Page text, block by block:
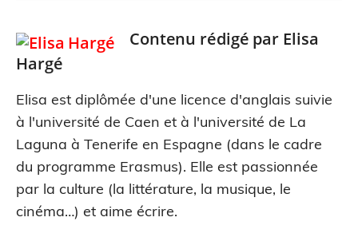
Contenu rédigé par Elisa
Hargé
Elisa est diplômée d'une licence d'anglais suivie
à l'université de Caen et à l'université de La
Laguna à Tenerife en Espagne (dans le cadre
du programme Erasmus). Elle est passionnée
par la culture (la littérature, la musique, le
cinéma…) et aime écrire.